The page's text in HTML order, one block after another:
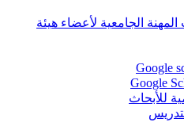
المهنة الجامعية لأعضاء هيئة
للأبحاث